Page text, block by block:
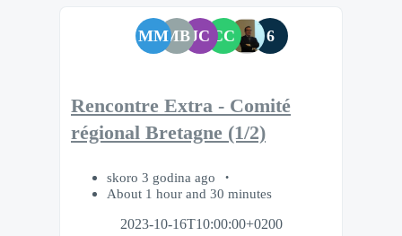
MMMBJC CC 6
Rencontre Extra - Comité
régional Bretagne (1/2)
skoro 3 godina ago
About 1 hour and 30 minutes
2023-10-16T10:00:00+0200